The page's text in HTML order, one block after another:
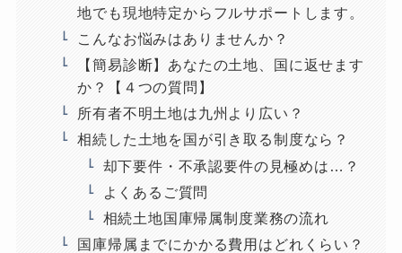
地でも現地特定からフルサポートします。
こんなお悩みはありませんか？
【簡易診断】あなたの土地、国に返せます
か？【４つの質問】
所有者不明土地は九州より広い？
相続した土地を国が引き取る制度なら？
却下要件・不承認要件の見極めは…？
よくあるご質問
相続土地国庫帰属制度業務の流れ
国庫帰属までにかかる費用はどれくらい？